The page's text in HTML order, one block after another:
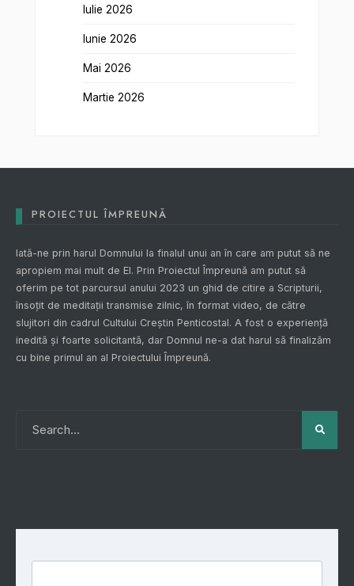
Iulie 2026
Iunie 2026
Mai 2026
Martie 2026
PROIECTUL ÎMPREUNĂ
Iată-ne prin harul Domnului la finalul unui an în care am putut să ne
apropiem mai mult de El. Prin Proiectul Împreună am putut să
oferim pe tot parcursul anului 2023 un ghid de citire a Scripturii,
însoțit de meditații transmise zilnic, în format video, de către
slujitori din cadrul Cultului Creștin Penticostal. A fost o experiență
inedită și foarte solicitantă, dar Domnul ne-a dat harul să finalizăm
cu bine primul an al Proiectului Împreună.